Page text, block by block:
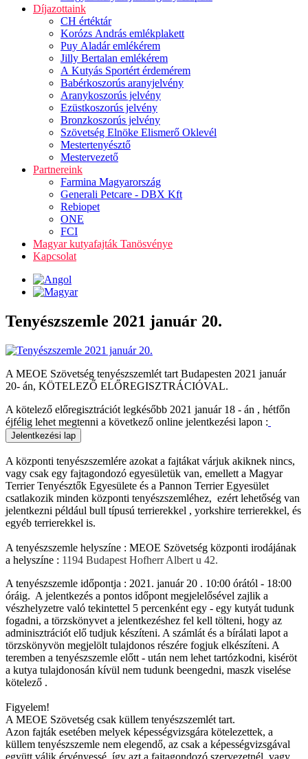
Díjazottaink
CH értéktár
Korózs András emlékplakett
Puy Aladár emlékérem
Jilly Bertalan emlékérem
A Kutyás Sportért érdemérem
Babérkoszorús aranyjelvény
Aranykoszorús jelvény
Ezüstkoszorús jelvény
Bronzkoszorús jelvény
Szövetség Elnöke Elismerő Oklevél
Mestertenyésztő
Mestervezető
Partnereink
Farmina Magyarország
Generali Petcare - DBX Kft
Rebiopet
ONE
FCI
Magyar kutyafajták Tanösvénye
Kapcsolat
Tenyészszemle 2021 január 20.
A MEOE Szövetség tenyészszemlét tart Budapesten 2021 január
20- án, KÖTELEZŐ ELŐREGISZTRÁCIÓVAL.
A kötelező előregisztrációt legkésőbb 2021 január 18 - án , hétfőn
éjfélig lehet megtenni a következő online jelentkezési lapon :
A központi tenyészszemlére azokat a fajtákat várjuk akiknek nincs,
vagy csak egy fajtagondozó egyesületük van, emellett a Magyar
Terrier Tenyésztők Egyesülete és a Pannon Terrier Egyesület
csatlakozik minden központi tenyészszemléhez, ezért lehetőség van
jelentkezni például bull típusú terrierekkel , yorkshire terrierekkel, és
egyéb terrierekkel is.
A tenyészszemle helyszíne : MEOE Szövetség központi irodájának
a helyszíne : 1194 Budapest Hofherr Albert u 42.
A tenyészszemle időpontja : 2021. január 20 . 10:00 órától - 18:00
óráig. A jelentkezés a pontos időpont megjelelősével zajlik a
vészhelyzetre való tekintettel 5 percenként egy - egy kutyát tudunk
fogadni, a törzskönyvet a jelentkezéshez fel kell tölteni, hogy az
adminisztrációt elő tudjuk készíteni. A számlát és a bírálati lapot a
törzskönyvön megjelölt tulajdonos részére fogjuk elkészíteni. A
teremben a tenyészszemle előtt - után nem lehet tartózkodni, kiséröt
a kutya tulajdonosán kívül nem tudunk beengedni, maszk viselése
kötelező .
Figyelem!
A MEOE Szövetség csak küllem tenyészszemlét tart.
Azon fajták esetében melyek képességvizsgára kötelezettek, a
küllem tenyészszemle nem elegendő, az csak a képességvizsgával
együtt válik érvényessé, így azt a fajtagondozó szervezetnél, vagy